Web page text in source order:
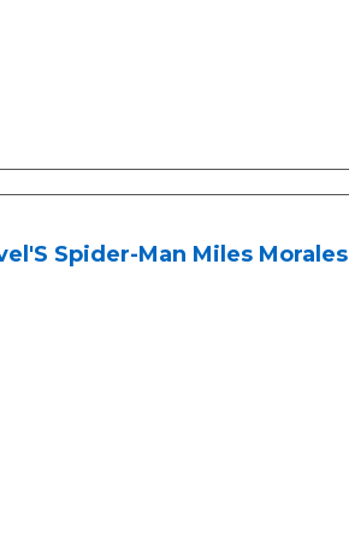
Spider-Man Miles Morales